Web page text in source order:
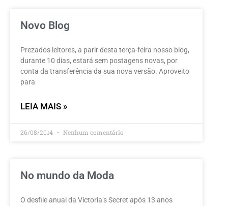
Novo Blog
Prezados leitores, a parir desta terça-feira nosso blog,
durante 10 dias, estará sem postagens novas, por
conta da transferência da sua nova versão. Aproveito
para
LEIA MAIS »
26/08/2014 Nenhum comentário
No mundo da Moda
O desfile anual da Victoria’s Secret após 13 anos